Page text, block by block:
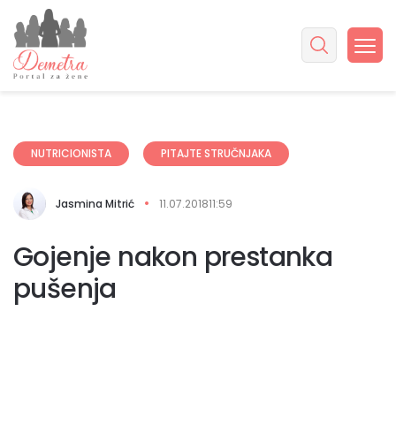
NUTRICIONISTA PITAJTE STRUČNJAKA
Jasmina Mitrić 11.07.201811:59
Gojenje nakon prestanka
pušenja